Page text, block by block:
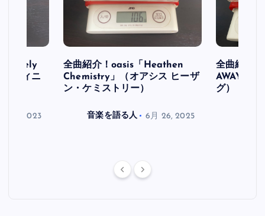
フィニ
30, 2023
全曲紹介！oasis「Heathen
Chemistry」（オアシス ヒーザ
ン・ケミストリー）
音楽を語る人 6月 26, 2025
全曲紹介
AWAY」
グ）